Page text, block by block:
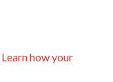
Learn how your